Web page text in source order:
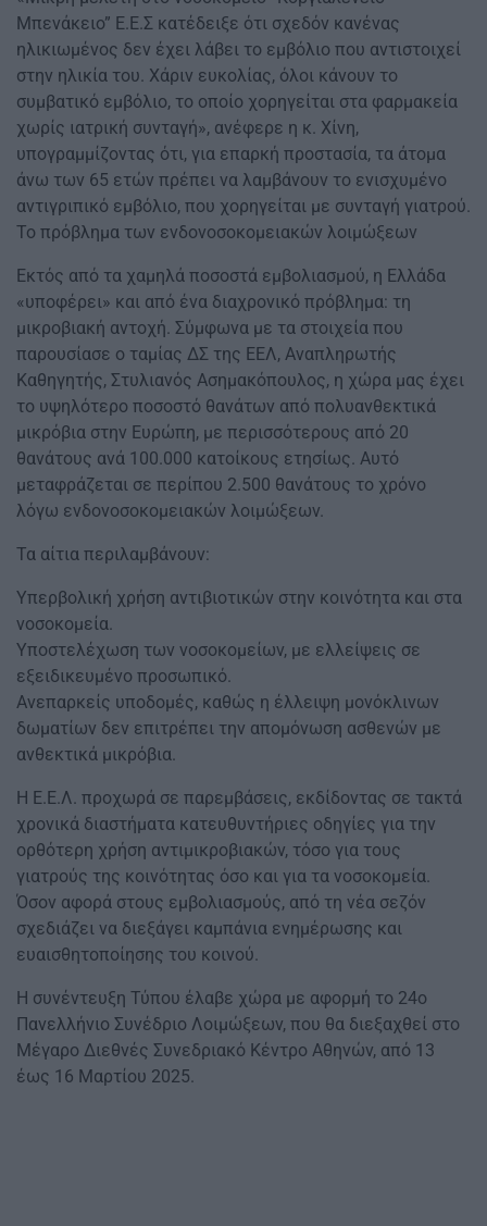
Μπενάκειο” Ε.Ε.Σ κατέδειξε ότι σχεδόν κανένας
ηλικιωμένος δεν έχει λάβει το εμβόλιο που αντιστοιχεί
στην ηλικία του. Χάριν ευκολίας, όλοι κάνουν το
συμβατικό εμβόλιο, το οποίο χορηγείται στα φαρμακεία
χωρίς ιατρική συνταγή», ανέφερε η κ. Χίνη,
υπογραμμίζοντας ότι, για επαρκή προστασία, τα άτομα
άνω των 65 ετών πρέπει να λαμβάνουν το ενισχυμένο
αντιγριπικό εμβόλιο, που χορηγείται με συνταγή γιατρού.
Το πρόβλημα των ενδονοσοκομειακών λοιμώξεων
Εκτός από τα χαμηλά ποσοστά εμβολιασμού, η Ελλάδα
«υποφέρει» και από ένα διαχρονικό πρόβλημα: τη
μικροβιακή αντοχή. Σύμφωνα με τα στοιχεία που
παρουσίασε ο ταμίας ΔΣ της ΕΕΛ, Αναπληρωτής
Καθηγητής, Στυλιανός Ασημακόπουλος, η χώρα μας έχει
το υψηλότερο ποσοστό θανάτων από πολυανθεκτικά
μικρόβια στην Ευρώπη, με περισσότερους από 20
θανάτους ανά 100.000 κατοίκους ετησίως. Αυτό
μεταφράζεται σε περίπου 2.500 θανάτους το χρόνο
λόγω ενδονοσοκομειακών λοιμώξεων.
Τα αίτια περιλαμβάνουν:
Υπερβολική χρήση αντιβιοτικών στην κοινότητα και στα
νοσοκομεία.
Υποστελέχωση των νοσοκομείων, με ελλείψεις σε
εξειδικευμένο προσωπικό.
Ανεπαρκείς υποδομές, καθώς η έλλειψη μονόκλινων
δωματίων δεν επιτρέπει την απομόνωση ασθενών με
ανθεκτικά μικρόβια.
Η Ε.Ε.Λ. προχωρά σε παρεμβάσεις, εκδίδοντας σε τακτά
χρονικά διαστήματα κατευθυντήριες οδηγίες για την
ορθότερη χρήση αντιμικροβιακών, τόσο για τους
γιατρούς της κοινότητας όσο και για τα νοσοκομεία.
Όσον αφορά στους εμβολιασμούς, από τη νέα σεζόν
σχεδιάζει να διεξάγει καμπάνια ενημέρωσης και
ευαισθητοποίησης του κοινού.
Η συνέντευξη Τύπου έλαβε χώρα με αφορμή το 24ο
Πανελλήνιο Συνέδριο Λοιμώξεων, που θα διεξαχθεί στο
Μέγαρο Διεθνές Συνεδριακό Κέντρο Αθηνών, από 13
έως 16 Μαρτίου 2025.